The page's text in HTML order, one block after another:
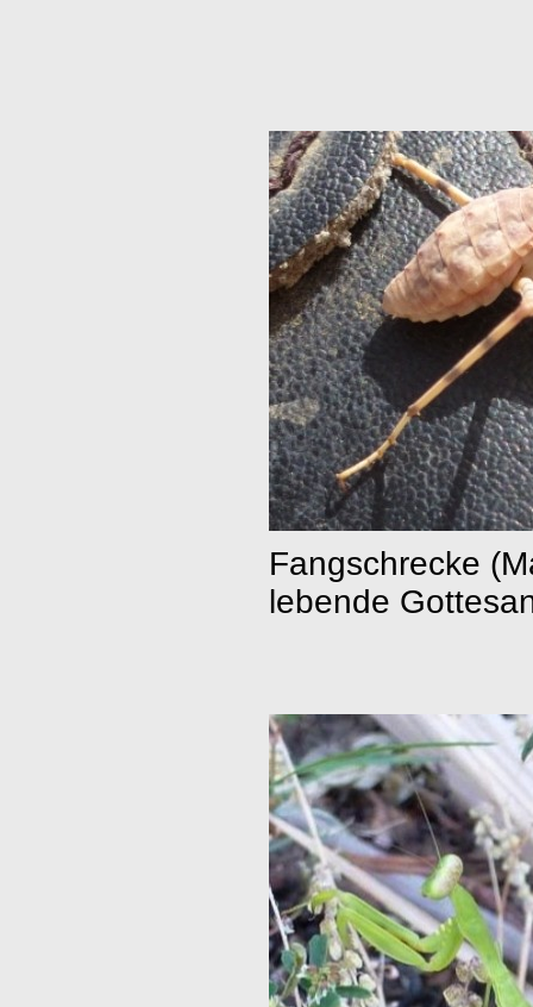
Fangschrecke
lebende